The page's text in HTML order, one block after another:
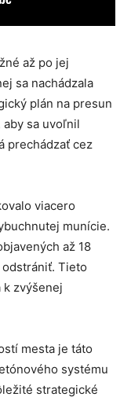
až po jej
sa nachádzala
plán na presun
sa uvoľnil
prechádzať cez
viacero
munície.
až 18
Tieto
k zvýšenej
mesta je táto
systému
strategické